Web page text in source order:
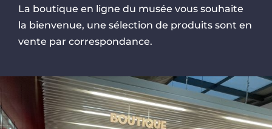
La boutique en ligne du musée vous souhaite
la bienvenue, une sélection de produits sont en
vente par correspondance.